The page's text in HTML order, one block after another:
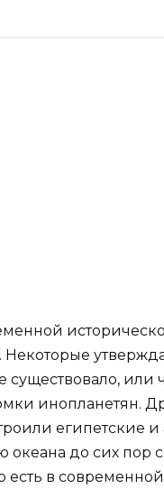
существовало,
инопланетян.
египетские
океана до сих пор
есть в